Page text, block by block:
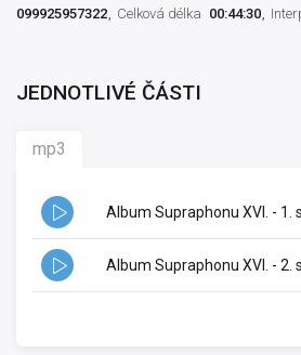
099925957322
Celková délka 00:44:30
JEDNOTLIVÉ ČÁSTI
mp3
Album Supraphonu XVI. - 1.
Album Supraphonu XVI. - 2.